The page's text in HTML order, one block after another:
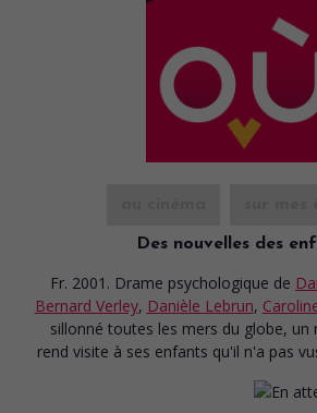
Des nouvelles des
Fr. 2001. Drame psychologique de
Bernard Verley, Danièle Lebrun,
sillonné toutes les mers du globe, un
rend visite à ses enfants qu'il n'a pas